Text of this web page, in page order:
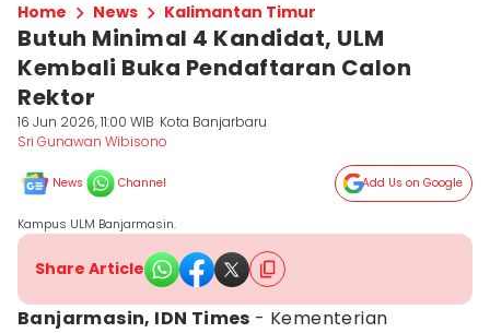
Home News Kalimantan Timur
Butuh Minimal 4 Kandidat, ULM
Kembali Buka Pendaftaran Calon
Rektor
16 Jun 2026, 11:00 WIB Kota Banjarbaru
Sri Gunawan Wibisono
News Channel Add Us on Google
Kampus ULM Banjarmasin.
Share Article
Banjarmasin, IDN Times - Kementerian